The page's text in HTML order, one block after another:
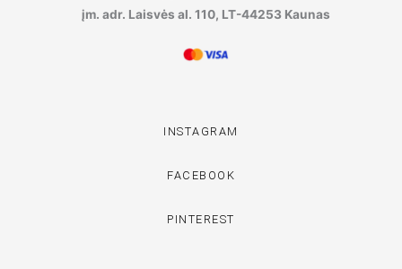
įm. adr. Laisvės al. 110, LT-44253 Kaunas
INSTAGRAM
FACEBOOK
PINTEREST